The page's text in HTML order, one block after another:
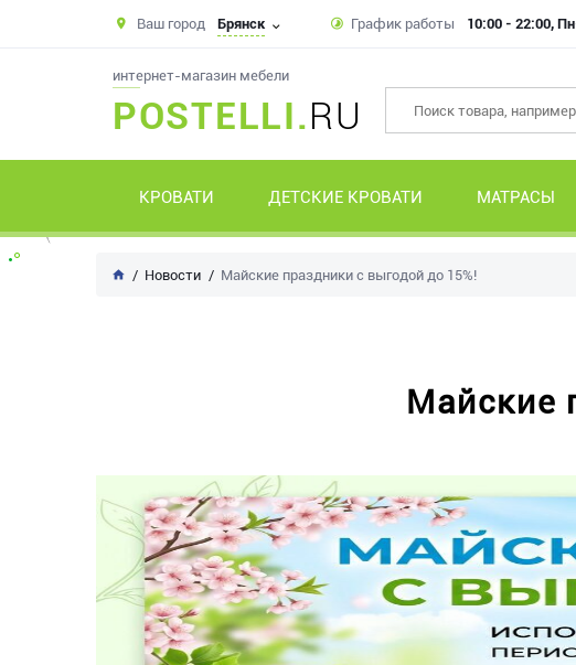
Ваш город Брянск График работы 10:00 - 22:00,
интернет-магазин мебели
POSTELLI.RU
КРОВАТИ ДЕТСКИЕ КРОВАТИ МАТРАСЫ
Новости Майские праздники с выгодой до 15%!
Майские